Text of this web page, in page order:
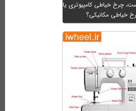
چرخ خیاطی کامپیوتری یا
خیاطی مکانیکی؟